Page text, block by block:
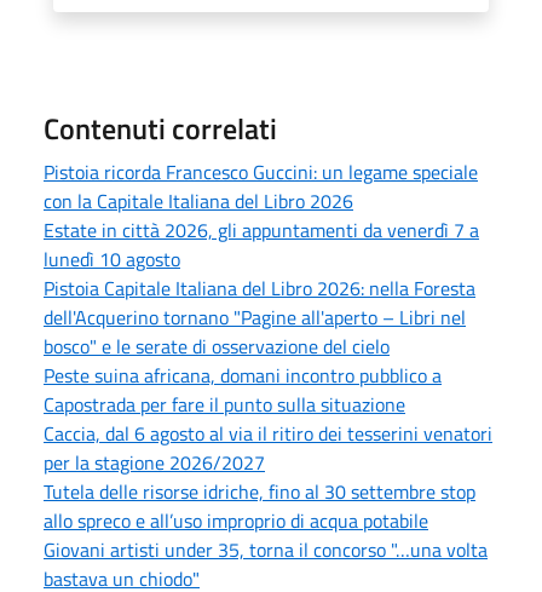
Contenuti correlati
Pistoia ricorda Francesco Guccini: un legame speciale
con la Capitale Italiana del Libro 2026
Estate in città 2026, gli appuntamenti da venerdì 7 a
lunedì 10 agosto
Pistoia Capitale Italiana del Libro 2026: nella Foresta
dell'Acquerino tornano "Pagine all'aperto – Libri nel
bosco" e le serate di osservazione del cielo
Peste suina africana, domani incontro pubblico a
Capostrada per fare il punto sulla situazione
Caccia, dal 6 agosto al via il ritiro dei tesserini venatori
per la stagione 2026/2027
Tutela delle risorse idriche, fino al 30 settembre stop
allo spreco e all’uso improprio di acqua potabile
Giovani artisti under 35, torna il concorso "…una volta
bastava un chiodo"